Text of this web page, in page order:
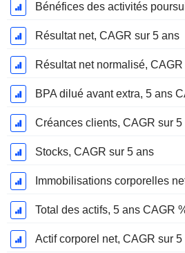
Résultat net, CAGR sur 5 ans
Résultat net normalisé,
BPA dilué avant extra, 5 ans
Créances clients, CAGR sur 5
Stocks, CAGR sur 5 ans
Total des actifs, 5 ans CAGR
Actif corporel net, CAGR sur 5